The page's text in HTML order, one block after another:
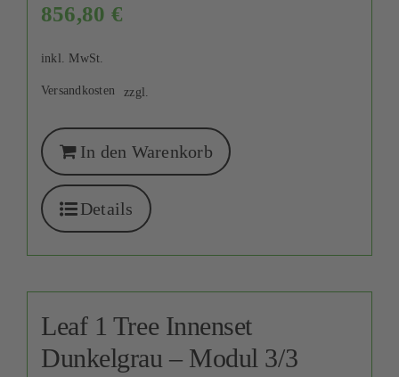
856,80 €
inkl. MwSt.
zzgl.
Versandkosten
In den Warenkorb
Details
Leaf 1 Tree Innenset
Dunkelgrau – Modul 3/3